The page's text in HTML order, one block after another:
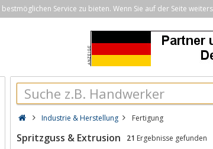
Service zu bieten. Wenn Sie auf der Seite
Industrie & Herstellung Fertigung
Spritzguss & Extrusion 21 Ergebnisse gefunden